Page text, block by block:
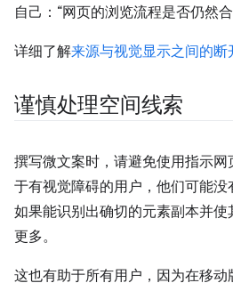
自己：“网页的浏览流程是否仍然
详细了解来源与视觉显示之间的断
谨慎处理空间线索
撰写微文案时，请避免使用指示
于有视觉障碍的用户，他们可能
如果能识别出确切的元素副本并
更多。
这也有助于所有用户，因为在移